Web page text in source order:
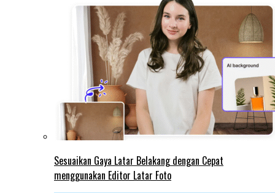
Sesuaikan Gaya Latar Belakang dengan Cepat
menggunakan Editor Latar Foto